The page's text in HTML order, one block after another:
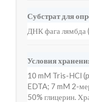
Субстрат для
ДНК фага
Условия
10 mM Tris-HCl
EDTA; 7 mM 2-
50% глицерин.